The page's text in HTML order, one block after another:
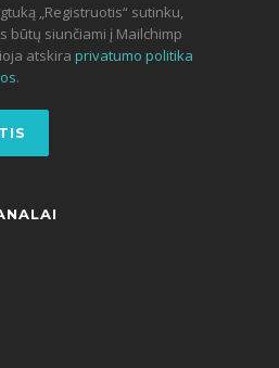
„Registruotis“ sutinku,
būtų siunčiami į Mailchimp
atskira privatumo politika
.